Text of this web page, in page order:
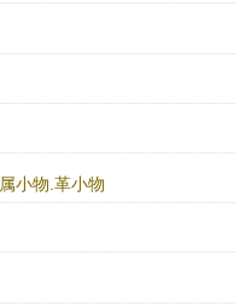
小物.革小物